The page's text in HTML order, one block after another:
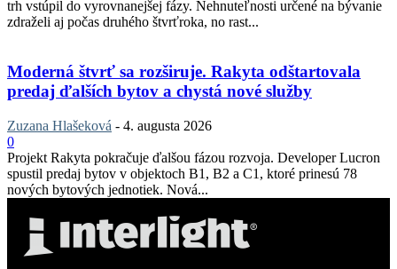
trh vstúpil do vyrovnanejšej fázy. Nehnuteľnosti určené na bývanie
zdraželi aj počas druhého štvrťroka, no rast...
Moderná štvrť sa rozširuje. Rakyta odštartovala
predaj ďalších bytov a chystá nové služby
Zuzana Hlašeková - 4. augusta 2026
0
Projekt Rakyta pokračuje ďalšou fázou rozvoja. Developer Lucron
spustil predaj bytov v objektoch B1, B2 a C1, ktoré prinesú 78
nových bytových jednotiek. Nová...